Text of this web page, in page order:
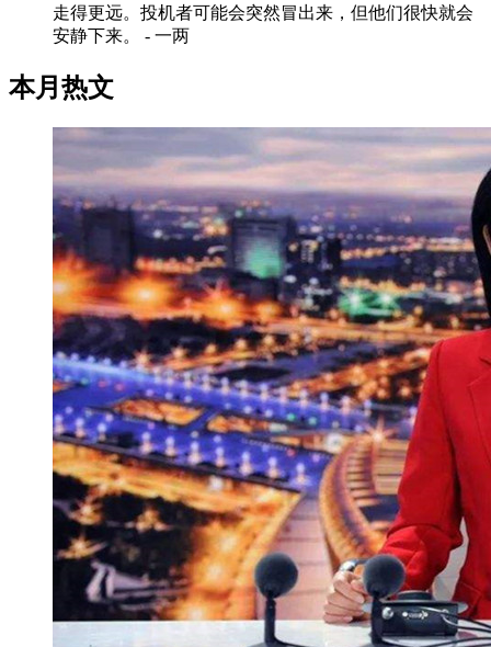
走得更远。投机者可能会突然冒出来，但他们很快就会
安静下来。 - 一两
本月热文